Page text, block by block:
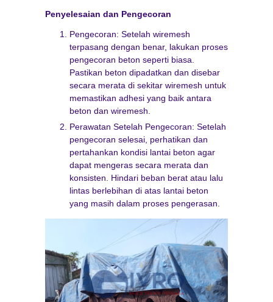
Penyelesaian dan Pengecoran
Pengecoran: Setelah wiremesh
terpasang dengan benar, lakukan proses
pengecoran beton seperti biasa.
Pastikan beton dipadatkan dan disebar
secara merata di sekitar wiremesh untuk
memastikan adhesi yang baik antara
beton dan wiremesh.
Perawatan Setelah Pengecoran: Setelah
pengecoran selesai, perhatikan dan
pertahankan kondisi lantai beton agar
dapat mengeras secara merata dan
konsisten. Hindari beban berat atau lalu
lintas berlebihan di atas lantai beton
yang masih dalam proses pengerasan.